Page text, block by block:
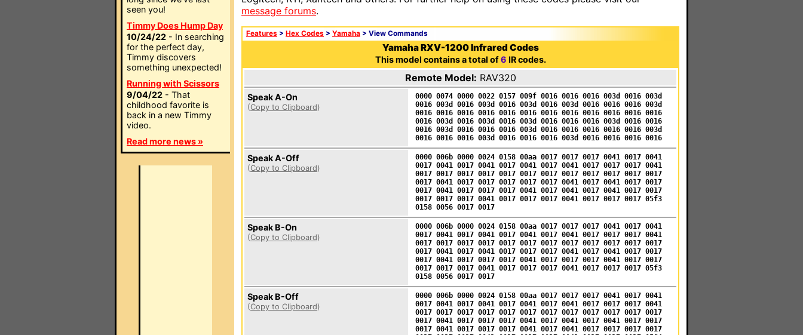
seen you!
Timmy Does Hump Day
10/24/22 - In searching
for the perfect day,
Timmy discovers
something unexpected!
Running with Scissors
9/04/22 - That
childhood favorite is
back in a new Timmy
video.
Read more news »
message forums.
Features > Hex Codes > Yamaha > View Commands
Yamaha RXV-1200 Infrared Codes
This model contains a total of6 IR codes.
Remote Model: RAV320
Speak A-On
(Copy to Clipboard)
0000 0074 0000 0022 0157 009f 0016 0016 0016 003d 0016 003d
0016 003d 0016 003d 0016 003d 0016 003d 0016 0016 0016 003d
0016 0016 0016 0016 0016 0016 0016 0016 0016 0016 0016 0016
0016 003d 0016 003d 0016 003d 0016 0016 0016 003d 0016 0016
0016 003d 0016 0016 0016 003d 0016 0016 0016 0016 0016 003d
0016 0016 0016 003d 0016 0016 0016 003d 0016 0016 0016 0016
Speak A-Off
(Copy to Clipboard)
0000 006b 0000 0024 0158 00aa 0017 0017 0017 0041 0017 0041
0017 0041 0017 0041 0017 0041 0017 0041 0017 0017 0017 0041
0017 0017 0017 0017 0017 0017 0017 0017 0017 0017 0017 0017
0017 0041 0017 0017 0017 0017 0017 0041 0017 0041 0017 0017
0017 0041 0017 0017 0017 0041 0017 0041 0017 0041 0017 0017
0017 0017 0017 0041 0017 0017 0017 0041 0017 0017 0017 05f3
0158 0056 0017 0017
Speak B-On
(Copy to Clipboard)
0000 006b 0000 0024 0158 00aa 0017 0017 0017 0041 0017 0041
0017 0041 0017 0041 0017 0041 0017 0041 0017 0017 0017 0041
0017 0017 0017 0017 0017 0017 0017 0017 0017 0017 0017 0017
0017 0041 0017 0041 0017 0017 0017 0041 0017 0041 0017 0017
0017 0041 0017 0017 0017 0041 0017 0017 0017 0041 0017 0017
0017 0017 0017 0041 0017 0017 0017 0041 0017 0017 0017 05f3
0158 0056 0017 0017
Speak B-Off
(Copy to Clipboard)
0000 006b 0000 0024 0158 00aa 0017 0017 0017 0041 0017 0041
0017 0041 0017 0041 0017 0041 0017 0041 0017 0017 0017 0041
0017 0017 0017 0017 0017 0017 0017 0017 0017 0017 0017 0017
0017 0041 0017 0017 0017 0041 0017 0041 0017 0041 0017 0017
0017 0041 0017 0017 0017 0041 0017 0041 0017 0017 0017 0017